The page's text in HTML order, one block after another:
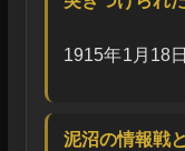
1915年1月18日
泥沼の情報戦